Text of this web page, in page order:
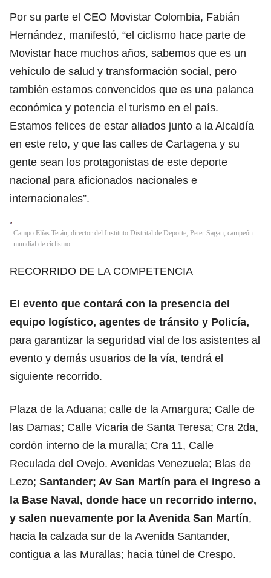
Por su parte el CEO Movistar Colombia, Fabián
Hernández, manifestó, “el ciclismo hace parte de
Movistar hace muchos años, sabemos que es un
vehículo de salud y transformación social, pero
también estamos convencidos que es una palanca
económica y potencia el turismo en el país.
Estamos felices de estar aliados junto a la Alcaldía
en este reto, y que las calles de Cartagena y su
gente sean los protagonistas de este deporte
nacional para aficionados nacionales e
internacionales”.
Campo Elías Terán, director del Instituto Distrital de Deporte; Peter Sagan, campeón
mundial de ciclismo.
RECORRIDO DE LA COMPETENCIA
El evento que contará con la presencia del
equipo logístico, agentes de tránsito y Policía,
para garantizar la seguridad vial de los asistentes al
evento y demás usuarios de la vía, tendrá el
siguiente recorrido.
Plaza de la Aduana; calle de la Amargura; Calle de
las Damas; Calle Vicaria de Santa Teresa; Cra 2da,
cordón interno de la muralla; Cra 11, Calle
Reculada del Ovejo. Avenidas Venezuela; Blas de
Lezo; Santander; Av San Martín para el ingreso a
la Base Naval, donde hace un recorrido interno,
y salen nuevamente por la Avenida San Martín,
hacia la calzada sur de la Avenida Santander,
contigua a las Murallas; hacia túnel de Crespo.